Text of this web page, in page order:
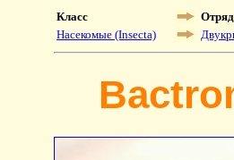
Класс Отряд
Насекомые (Insecta)